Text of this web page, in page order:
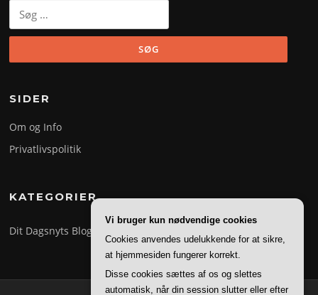
efter:
SIDER
Om og Info
Privatlivspolitik
KATEGORIER
Dit Dagsnyts Blog
Vi bruger kun nødvendige cookies
Cookies anvendes udelukkende for at sikre,
at hjemmesiden fungerer korrekt.
Disse cookies sættes af os og slettes
automatisk, når din session slutter eller efter